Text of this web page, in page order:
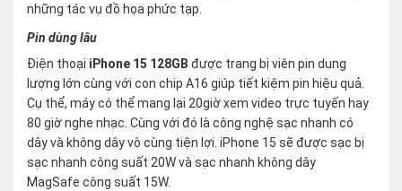
những tác vụ đồ họa phức tạp.
Pin dùng lâu
Điện thoại iPhone 15 128GB được trang bị viên pin dung
lượng lớn cùng với con chip A16 giúp tiết kiệm pin hiệu quả.
Cụ thể, máy có thể mang lại 20giờ xem video trực tuyến hay
80 giờ nghe nhạc. Cùng với đó là công nghệ sạc nhanh có
dây và không dây vô cùng tiện lợi. iPhone 15 sẽ được sạc bị
sạc nhanh công suất 20W và sạc nhanh không dây
MagSafe công suất 15W.